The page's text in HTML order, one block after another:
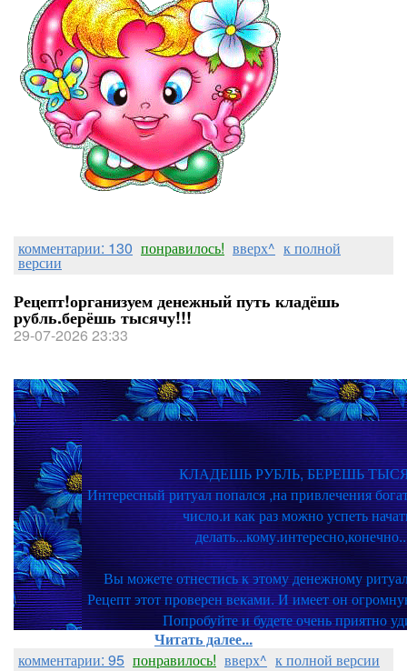
комментарии: 130 понравилось! вверх^ к полной
версии
Рецепт!организуем денежный путь кладёшь
рубль.берёшь тысячу!!!
29-07-2026 23:33
КЛАДЕШЬ РУБЛЬ, БЕРЕШЬ
Интересный ритуал попался ,на привлечения
число.и как раз можно успеть
Вы можете отнестись к этому денежному
Рецепт этот проверен веками. И имеет он
Попробуйте и будете очень приятно
Читать далее...
комментарии: 95 понравилось! вверх^ к полной версии